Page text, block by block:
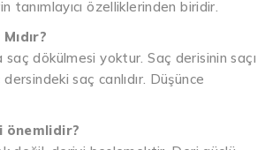
tanımlayıcı özelliklerinden biridir.
saç dökülmesi yoktur. Saç derisinin saçı
dersindeki saç canlıdır. Düşünce
önemlidir?